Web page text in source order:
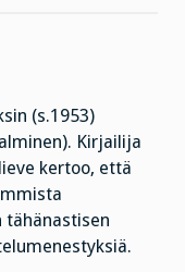
(s.1953)
Kirjailija
kertoo, että
tähänastisen